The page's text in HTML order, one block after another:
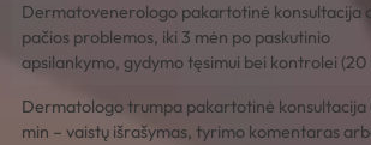
Dermatovenerologo pakartotinė konsultacija
pačios problemos, iki 3 mėn po paskutinio
apsilankymo, gydymo tęsimui bei kontrolei (20
Dermatologo trumpa pakartotinė konsultacija
min – vaistų išrašymas, tyrimo komentaras